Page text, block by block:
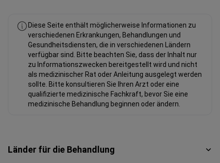
Diese Seite enthält möglicherweise Informationen zu
verschiedenen Erkrankungen, Behandlungen und
Gesundheitsdiensten, die in verschiedenen Ländern
verfügbar sind. Bitte beachten Sie, dass der Inhalt nur
zu Informationszwecken bereitgestellt wird und nicht
als medizinischer Rat oder Anleitung ausgelegt werden
sollte. Bitte konsultieren Sie Ihren Arzt oder eine
qualifizierte medizinische Fachkraft, bevor Sie eine
medizinische Behandlung beginnen oder ändern.
Länder für die Behandlung